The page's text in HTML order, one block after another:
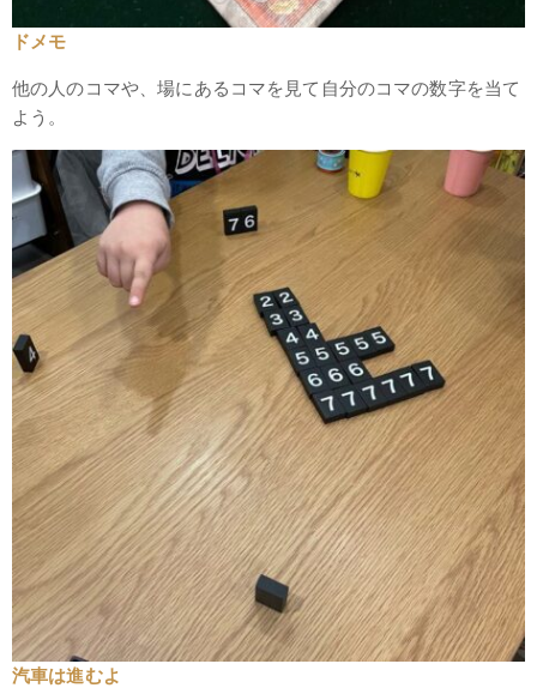
ドメモ
他の人のコマや、場にあるコマを見て自分のコマの数字を当て
よう。
汽車は進むよ